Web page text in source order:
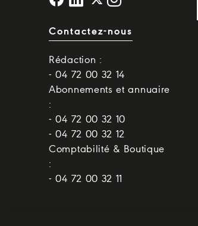
Contactez-nous
Rédaction :
- 04 72 00 32 14
Abonnements et annuaire
:
- 04 72 00 32 10
- 04 72 00 32 12
Comptabilité & Boutique
:
- 04 72 00 32 11